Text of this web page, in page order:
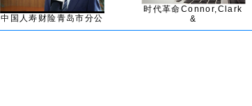
中国人寿财险青岛市分公
时代革命Connor,Clark
&